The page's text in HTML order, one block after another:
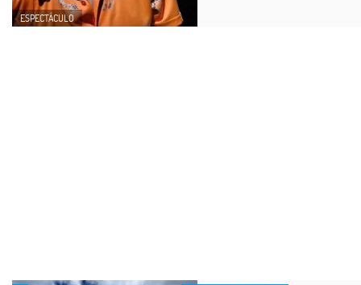
ESPECTÁCULO